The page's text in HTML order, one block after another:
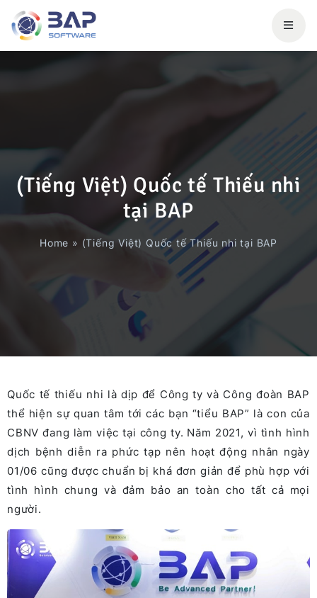
(Tiếng Việt) Quốc tế Thiếu nhi
tại BAP
Home » (Tiếng Việt) Quốc tế Thiếu nhi tại BAP
Quốc tế thiếu nhi là dịp để Công ty và Công đoàn BAP
thể hiện sự quan tâm tới các bạn “tiểu BAP” là con của
CBNV đang làm việc tại công ty. Năm 2021, vì tình hình
dịch bệnh diễn ra phức tạp nên hoạt động nhân ngày
01/06 cũng được chuẩn bị khá đơn giản để phù hợp với
tình hình chung và đảm bảo an toàn cho tất cả mọi
người.